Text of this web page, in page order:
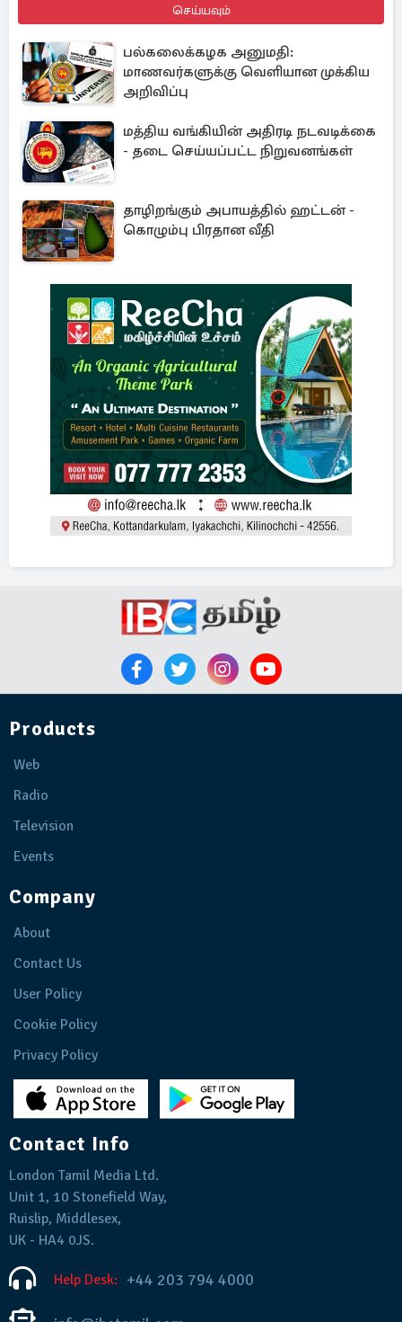
செய்யவும்
பல்கலைக்கழக அனுமதி:
மாணவர்களுக்கு வெளியான முக்கிய
அறிவிப்பு
மத்திய வங்கியின் அதிரடி நடவடிக்கை
- தடை செய்யப்பட்ட நிறுவனங்கள்
தாழிறங்கும் அபாயத்தில் ஹட்டன் -
கொழும்பு பிரதான வீதி
Products
Web
Radio
Television
Events
Company
About
Contact Us
User Policy
Cookie Policy
Privacy Policy
Contact Info
London Tamil Media Ltd.
Unit 1, 10 Stonefield Way,
Ruislip, Middlesex,
UK - HA4 0JS.
Help Desk: +44 203 794 4000